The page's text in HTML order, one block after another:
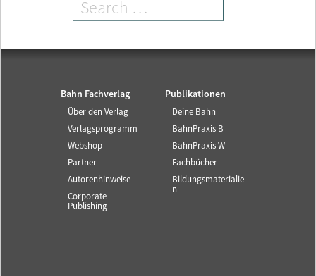
Bahn Fachverlag
Über den Verlag
Verlagsprogramm
Webshop
Partner
Autorenhinweise
Corporate
Publishing
Publikationen
Deine Bahn
BahnPraxis B
BahnPraxis W
Fachbücher
Bildungsmaterialie
n